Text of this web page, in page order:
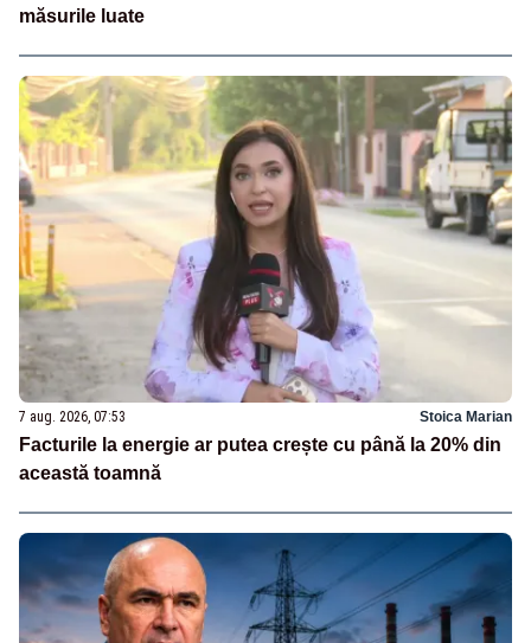
măsurile luate
7 aug. 2026, 07:53 Stoica Marian
Facturile la energie ar putea crește cu până la 20% din
această toamnă